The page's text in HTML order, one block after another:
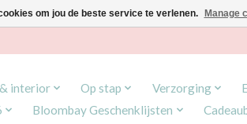
interior Op stap Verzorging
Bloombay Geschenklijsten
om jou de beste service te verlenen. Manage